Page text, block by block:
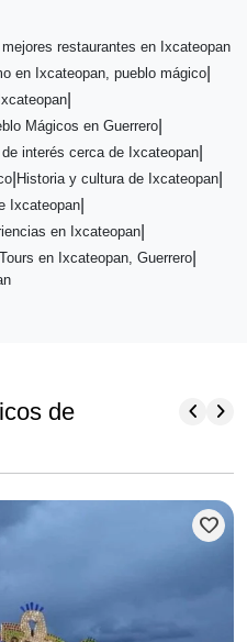
mejores restaurantes en Ixcateopan
en Ixcateopan, pueblo mágico
Mágicos en Guerrero
de interés cerca de Ixcateopan
Historia y cultura de Ixcateopan
Ixcateopan
en Ixcateopan
Tours en Ixcateopan, Guerrero
de
chevron_left chevron_right
favorite